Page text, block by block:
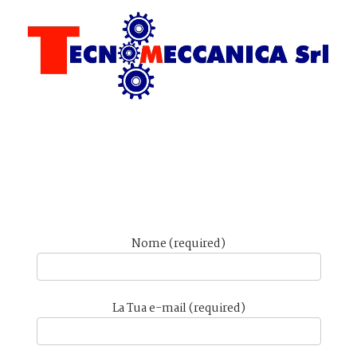
Nome (required)
La Tua e-mail (required)